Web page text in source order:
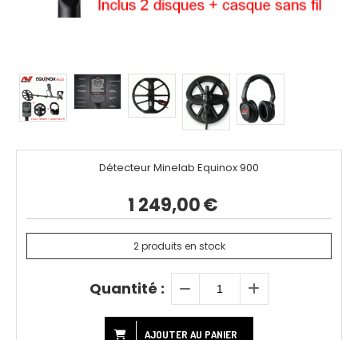
Détecteur Minelab Equinox 900
1 249,00€
2produits en stock
Quantité :
AJOUTER AU PANIER